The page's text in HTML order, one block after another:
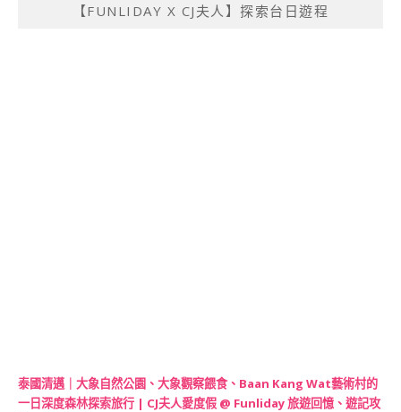
【FUNLIDAY X CJ夫人】探索台日遊程
泰國清邁｜大象自然公園、大象觀察餵食、Baan Kang Wat藝術村的
一日深度森林探索旅行 | CJ夫人愛度假 @ Funliday 旅遊回憶、遊記攻